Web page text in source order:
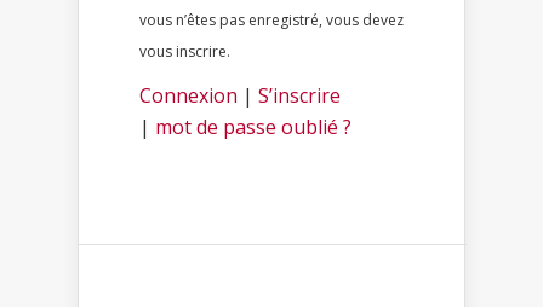
vous n’êtes pas enregistré, vous devez
vous inscrire.
Connexion | S’inscrire
| mot de passe oublié ?